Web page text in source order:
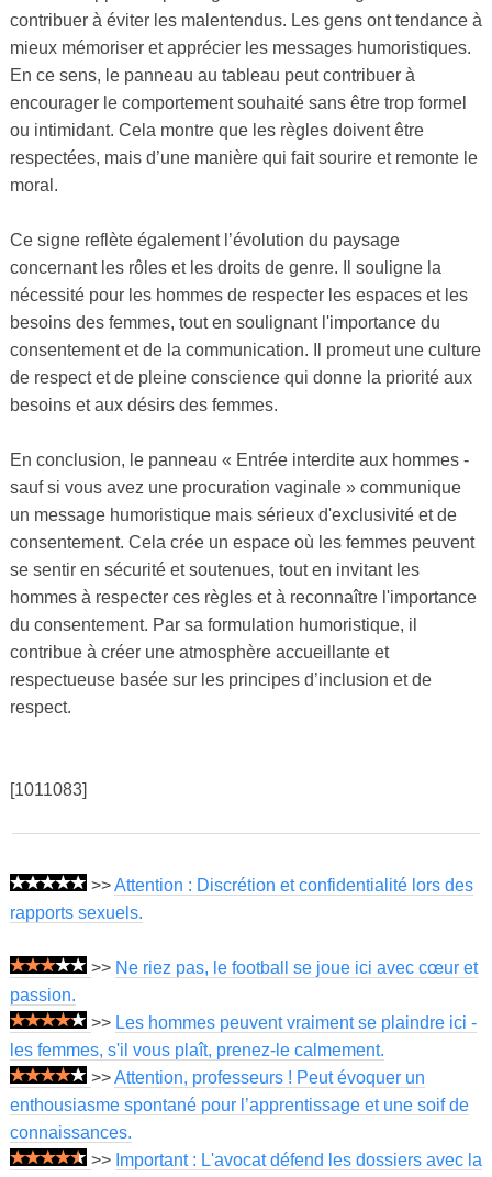
contribuer à éviter les malentendus. Les gens ont tendance à
mieux mémoriser et apprécier les messages humoristiques.
En ce sens, le panneau au tableau peut contribuer à
encourager le comportement souhaité sans être trop formel
ou intimidant. Cela montre que les règles doivent être
respectées, mais d’une manière qui fait sourire et remonte le
moral.
Ce signe reflète également l’évolution du paysage
concernant les rôles et les droits de genre. Il souligne la
nécessité pour les hommes de respecter les espaces et les
besoins des femmes, tout en soulignant l'importance du
consentement et de la communication. Il promeut une culture
de respect et de pleine conscience qui donne la priorité aux
besoins et aux désirs des femmes.
En conclusion, le panneau « Entrée interdite aux hommes -
sauf si vous avez une procuration vaginale » communique
un message humoristique mais sérieux d'exclusivité et de
consentement. Cela crée un espace où les femmes peuvent
se sentir en sécurité et soutenues, tout en invitant les
hommes à respecter ces règles et à reconnaître l'importance
du consentement. Par sa formulation humoristique, il
contribue à créer une atmosphère accueillante et
respectueuse basée sur les principes d’inclusion et de
respect.
[1011083]
>>Attention : Discrétion et confidentialité lors des
rapports sexuels.
>> Ne riez pas, le football se joue ici avec cœur et
passion.
>> Les hommes peuvent vraiment se plaindre ici -
les femmes, s'il vous plaît, prenez-le calmement.
>>Attention, professeurs ! Peut évoquer un
enthousiasme spontané pour l’apprentissage et une soif de
connaissances.
>> Important : L'avocat défend les dossiers avec la